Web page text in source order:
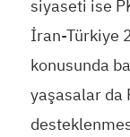
siyaseti ise
İran-Türkiye
konusunda
yaşasalar da